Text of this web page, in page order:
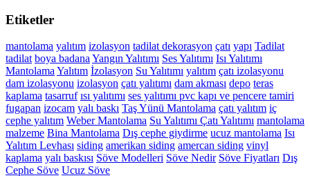
Etiketler
mantolama yalıtım izolasyon tadilatdekorasyon çatı yapı Tadilat
tadilat boya badanaYangın Yalıtımı Ses Yalıtımı Isı Yalıtımı
MantolamaYalıtım İzolasyon Su Yalıtımı yalıtım çatı izolasyonu
dam izolasyonu izolasyon çatı yalıtımı dam akması depo teras
kaplama tasarruf ısı yalıtımı ses yalıtımı pvc kapı ve pencere tamiri
fugapan izocam yalı baskı Taş Yünü Mantolama çatı yalıtım iç
cephe yalıtım Weber Mantolama Su Yalıtımı Çatı Yalıtımı mantolama
malzeme Bina Mantolama Dış cephe giydirme ucuz mantolama Isı
Yalıtım Levhası siding amerikan siding amercan siding vinyl
kaplama yalı baskısı Söve Modelleri Söve Nedir Söve Fiyatları Dış
Cephe Söve Ucuz Söve